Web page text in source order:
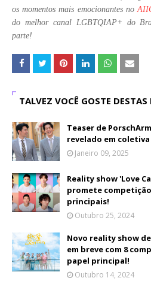
os momentos mais emocionantes no
do melhor canal LGBTQIAP+ do
parte!
TALVEZ VOCÊ GOSTE DESTAS
Teaser de
revelado em
Janeiro 09, 2025
Reality show 'Love
promete
principais!
Outubro 25, 2024
Novo reality show
em breve com 8
papel principal!
Outubro 14, 2024